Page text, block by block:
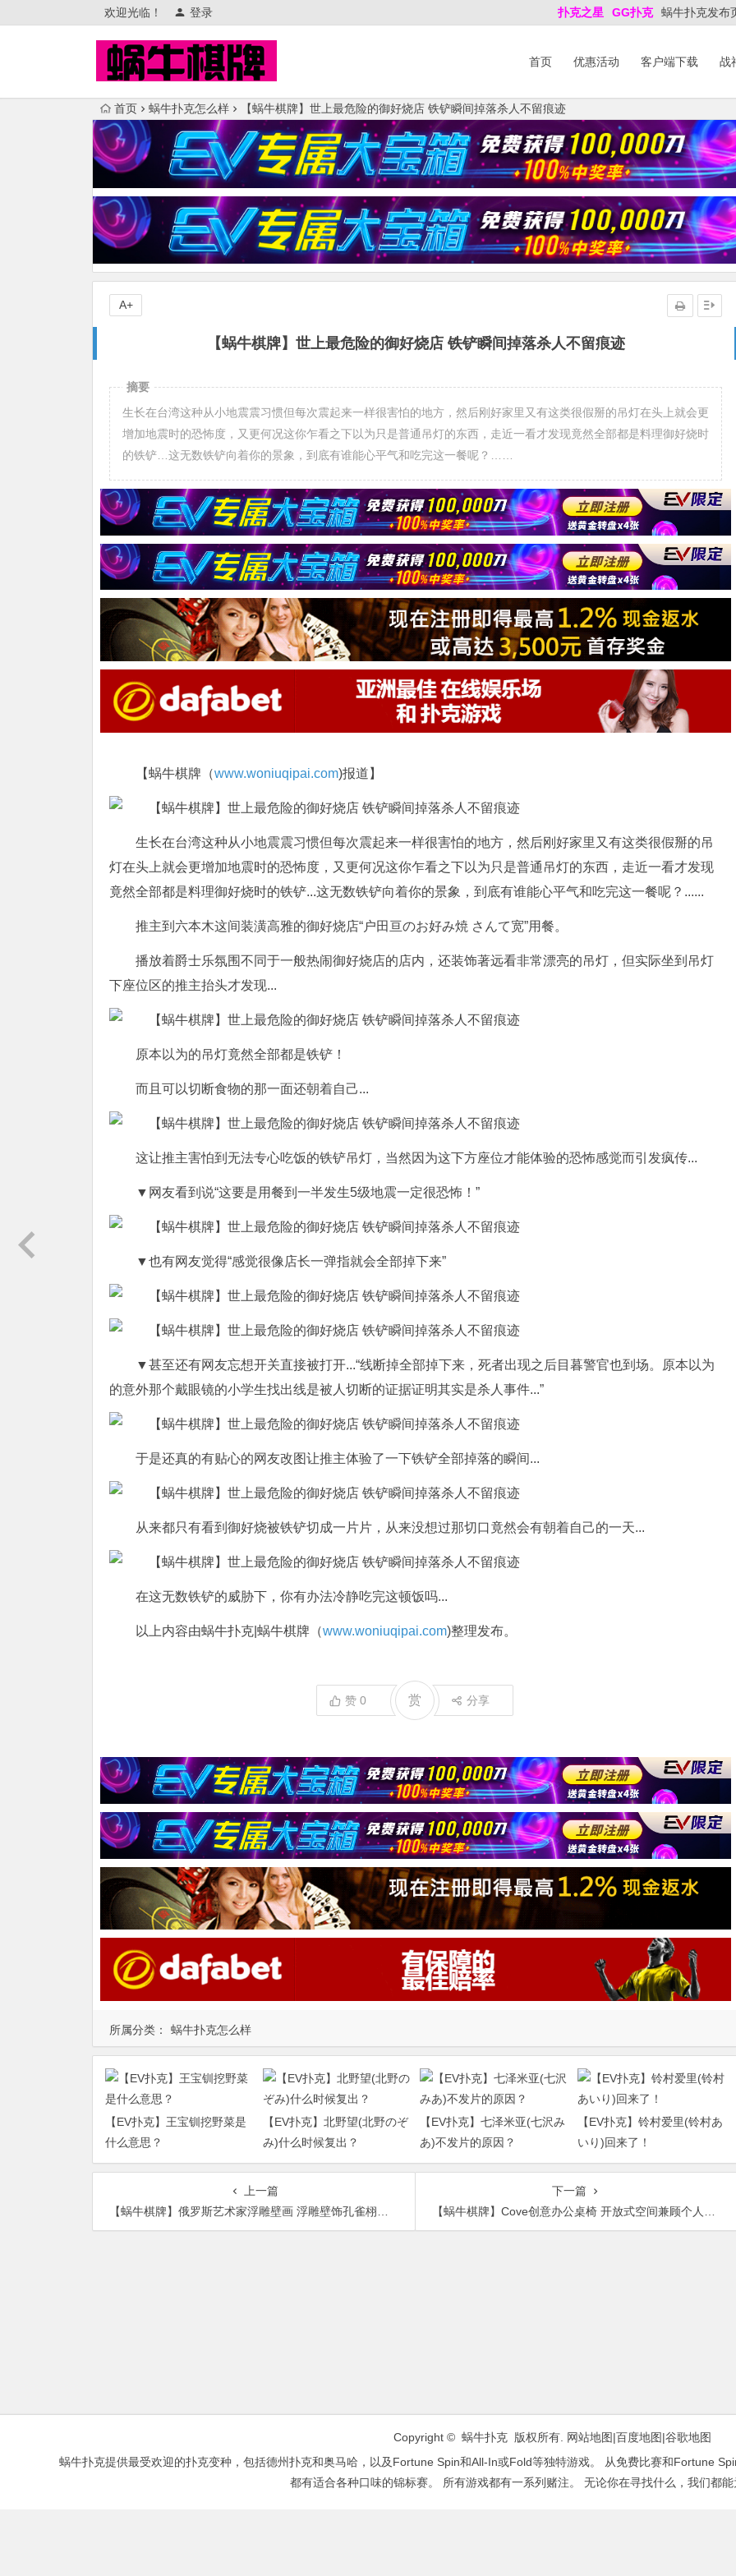
欢迎光临！ 登录 扑克之星 GG扑克 蜗牛扑克发布
首页 优惠活动 客户端下载 战
首页 蜗牛扑克怎么样 【蜗牛棋牌】世上最危险的御好烧店 铁铲瞬间掉落杀人不留痕迹
【蜗牛棋牌】世上最危险的御好烧店 铁铲瞬间掉落杀人不留痕迹
A+
所属分类： 蜗牛扑克怎么样
摘要
生长在台湾这种从小地震震习惯但每次震起来一样很害怕的地方，然后刚好家里又有这类很假掰的吊灯在头上就会更
增加地震时的恐怖度，又更何况这你乍看之下以为只是普通吊灯的东西，走近一看才发现竟然全部都是料理御好烧时
的铁铲…这无数铁铲向着你的景象，到底有谁能心平气和吃完这一餐呢？……
【蜗牛棋牌（www.woniuqipai.com)报道】
生长在台湾这种从小地震震习惯但每次震起来一样很害怕的地方，然后刚好家里又有这类很假掰的吊
灯在头上就会更增加地震时的恐怖度，又更何况这你乍看之下以为只是普通吊灯的东西，走近一看才发现
竟然全部都是料理御好烧时的铁铲...这无数铁铲向着你的景象，到底有谁能心平气和吃完这一餐呢？......
推主到六本木这间装潢高雅的御好烧店“户田亘のお好み焼 さんて宽”用餐。
播放着爵士乐氛围不同于一般热闹御好烧店的店内，还装饰著远看非常漂亮的吊灯，但实际坐到吊灯
下座位区的推主抬头才发现...
原本以为的吊灯竟然全部都是铁铲！
而且可以切断食物的那一面还朝着自己...
这让推主害怕到无法专心吃饭的铁铲吊灯，当然因为这下方座位才能体验的恐怖感觉而引发疯传...
▼网友看到说“这要是用餐到一半发生5级地震一定很恐怖！”
▼也有网友觉得“感觉很像店长一弹指就会全部掉下来”
▼甚至还有网友忘想开关直接被打开...“线断掉全部掉下来，死者出现之后目暮警官也到场。原本以为
的意外那个戴眼镜的小学生找出线是被人切断的证据证明其实是杀人事件...”
于是还真的有贴心的网友改图让推主体验了一下铁铲全部掉落的瞬间...
从来都只有看到御好烧被铁铲切成一片片，从来没想过那切口竟然会有朝着自己的一天...
在这无数铁铲的威胁下，你有办法冷静吃完这顿饭吗...
以上内容由蜗牛扑克|蜗牛棋牌（www.woniuqipai.com)整理发布。
赞 0 赏 分享
【EV扑克】王宝钏挖野菜是
什么意思？
【EV扑克】北野望(北野のぞ
み)什么时候复出？
【EV扑克】七泽米亚(七沢み
あ)不发片的原因？
【EV扑克】铃村爱里(铃村あ
いり)回来了！
上一篇
【蜗牛棋牌】俄罗斯艺术家浮雕壁画 浮雕壁饰孔雀栩栩如生
下一篇
【蜗牛棋牌】Cove创意办公桌椅 开放式空间兼顾个人隐私
Copyright © 蜗牛扑克 版权所有. 网站地图|百度地图|谷歌地图
蜗牛扑克提供最受欢迎的扑克变种，包括德州扑克和奥马哈，以及Fortune Spin和All-In或Fold等独特游戏。 从免费比赛和Fortune
都有适合各种口味的锦标赛。 所有游戏都有一系列赌注。 无论你在寻找什么，我们都